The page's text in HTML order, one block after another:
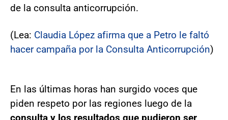
de la consulta anticorrupción.
(Lea: Claudia López afirma que a Petro le faltó
hacer campaña por la Consulta Anticorrupción)
En las últimas horas han surgido voces que
piden respeto por las regiones luego de la
consulta y los resultados que pudieron ser